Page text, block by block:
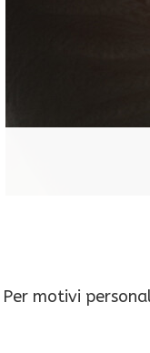
Per motivi